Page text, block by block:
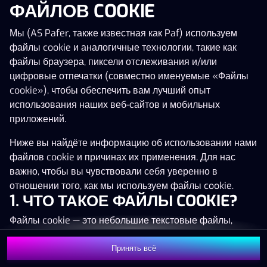
Нажми в любое место!
MEGA 1 337 572 €
MAJOR 71 039 €
MINOR 1 730 €Присоединиться
ФАЙЛОВ COOKIE
Мы (AS Pafer, также известная как Paf) используем
файлы cookie и аналогичные технологии, такие как
файлы браузера, пиксели отслеживания и/или
цифровые отпечатки (совместно именуемые «Файлы
cookie»), чтобы обеспечить вам лучший опыт
использования наших веб-сайтов и мобильных
приложений.
Ниже вы найдёте информацию об использовании нами
файлов cookie и причинах их применения. Для нас
важно, чтобы вы чувствовали себя уверенно в
отношении того, как мы используем файлы cookie.
1. ЧТО ТАКОЕ ФАЙЛЫ COOKIE?
Файлы cookie — это небольшие текстовые файлы,
которые сохраняются на вашем устройстве (например,
на компьютере, мобильном телефоне или планшете)
при посещении наших веб-сайтов. Размещение
Принять всё